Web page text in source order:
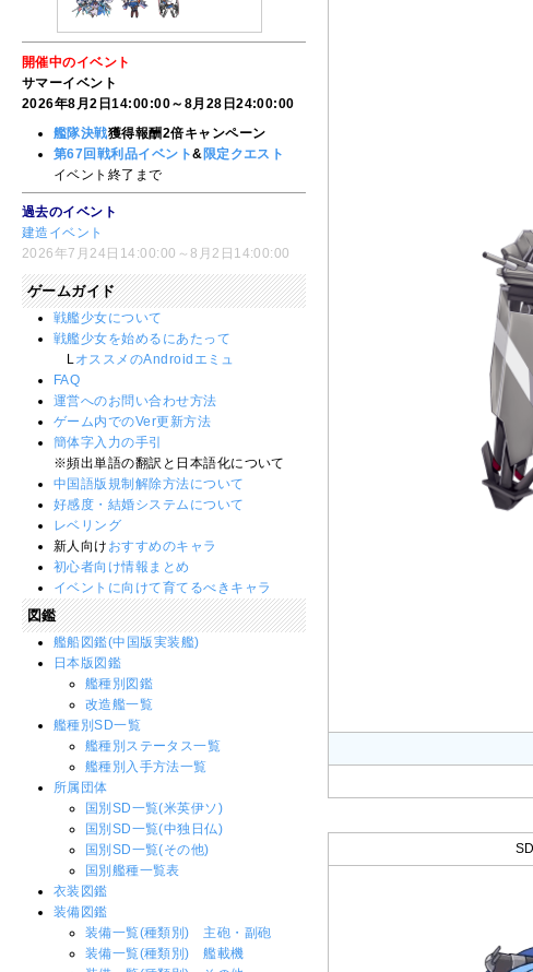
SD
開催中のイベント
サマーイベント
2026年8月2日14:00:00～8月28日24:00:00
艦隊決戦獲得報酬2倍キャンペーン
第67回戦利品イベント& 限定クエスト
イベント終了まで
過去のイベント
建造イベント
2026年7月24日14:00:00～8月2日14:00:00
ゲームガイド
戦艦少女について
戦艦少女を始めるにあたって
L オススメのAndroidエミュ
FAQ
運営へのお問い合わせ方法
ゲーム内でのVer更新方法
簡体字入力の手引
※頻出単語の翻訳と日本語化について
中国語版規制解除方法について
好感度・結婚システムについて
レベリング
新人向け おすすめのキャラ
初心者向け情報まとめ
イベントに向けて育てるべきキャラ
図鑑
艦船図鑑(中国版実装艦)
日本版図鑑
艦種別図鑑
改造艦一覧
艦種別SD一覧
艦種別ステータス一覧
艦種別入手方法一覧
所属団体
国別SD一覧(米英伊ソ)
国別SD一覧(中独日仏)
国別SD一覧(その他)
国別艦種一覧表
衣装図鑑
装備図鑑
装備一覧(種類別) 主砲・副砲
装備一覧(種類別) 艦載機